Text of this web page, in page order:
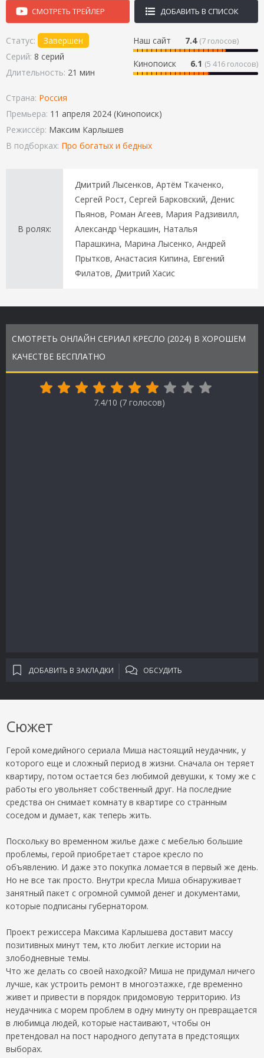
СМОТРЕТЬ ТРЕЙЛЕР ДОБАВИТЬ В СПИСОК
Наш сайт 7.4 (7 голосов)
Кинопоиск 6.1 (5 416 голосов)
Статус:
Завершен
Серий: 8 серий
Длительность: 21 мин
Страна: Россия
Премьера: 11 апреля 2024 (Кинопоиск)
Режиссёр: Максим Карлышев
В подборках: Про богатых и бедных
В ролях:
Дмитрий Лысенков, Артём Ткаченко,
Сергей Рост, Сергей Барковский, Денис
Пьянов, Роман Агеев, Мария Радзивилл,
Александр Черкашин, Наталья
Парашкина, Марина Лысенко, Андрей
Прытков, Анастасия Кипина, Евгений
Филатов, Дмитрий Хасис
СМОТРЕТЬ ОНЛАЙН СЕРИАЛ КРЕСЛО (2024) В ХОРОШЕМ
КАЧЕСТВЕ БЕСПЛАТНО
7.4/10 (7голосов)
ДОБАВИТЬ В ЗАКЛАДКИ ОБСУДИТЬ
Сюжет
Герой комедийного сериала Миша настоящий неудачник, у
которого еще и сложный период в жизни. Сначала он теряет
квартиру, потом остается без любимой девушки, к тому же с
работы его увольняет собственный друг. На последние
средства он снимает комнату в квартире со странным
соседом и думает, как теперь жить.
Поскольку во временном жилье даже с мебелью большие
проблемы, герой приобретает старое кресло по
объявлению. И даже это покупка ломается в первый же день.
Но не все так просто. Внутри кресла Миша обнаруживает
занятный пакет с огромной суммой денег и документами,
которые подписаны губернатором.
Проект режиссера Максима Карлышева доставит массу
позитивных минут тем, кто любит легкие истории на
злободневные темы.
Что же делать со своей находкой? Миша не придумал ничего
лучше, как устроить ремонт в многоэтажке, где временно
живет и привести в порядок придомовую территорию. Из
неудачника с морем проблем в одну минуту он превращается
в любимца людей, которые настаивают, чтобы он
претендовал на пост народного депутата в предстоящих
выборах.